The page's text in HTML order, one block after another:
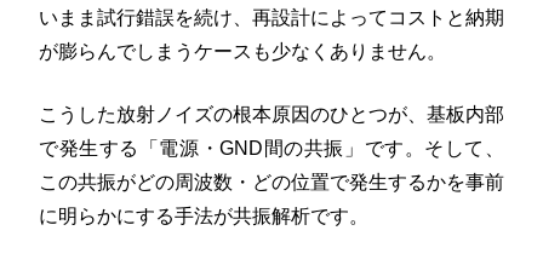
いまま試行錯誤を続け、再設計によってコストと納期
が膨らんでしまうケースも少なくありません。
こうした放射ノイズの根本原因のひとつが、基板内部
で発生する「電源・GND間の共振」です。そして、
この共振がどの周波数・どの位置で発生するかを事前
に明らかにする手法が共振解析です。